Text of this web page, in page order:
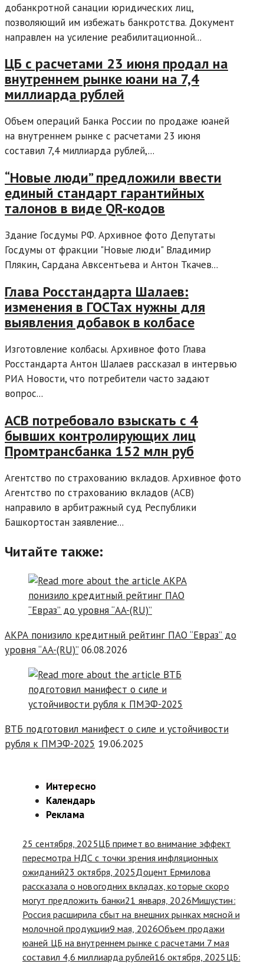
добанкротной санации юридических лиц,
позволяющий им избежать банкротства. Документ
направлен на усиление реабилитационной...
ЦБ с расчетами 23 июня продал на
внутреннем рынке юани на 7,4
миллиарда рублей
Объем операций Банка России по продаже юаней
на внутреннем рынке с расчетами 23 июня
составил 7,4 миллиарда рублей,...
“Новые люди” предложили ввести
единый стандарт гарантийных
талонов в виде QR-кодов
Здание Госдумы РФ. Архивное фото Депутаты
Госдумы от фракции "Новые люди" Владимир
Плякин, Сардана Авксентьева и Антон Ткачев...
Глава Росстандарта Шалаев:
изменения в ГОСТах нужны для
выявления добавок в колбасе
Изготовление колбасы. Архивное фото Глава
Росстандарта Антон Шалаев рассказал в интервью
РИА Новости, что потребители часто задают
вопрос...
АСВ потребовало взыскать с 4
бывших контролирующих лиц
Промтрансбанка 152 млн руб
Агентство по страхованию вкладов. Архивное фото
Агентство по страхованию вкладов (АСВ)
направило в арбитражный суд Республики
Башкортостан заявление...
Читайте также:
АКРА понизило кредитный рейтинг ПАО “Евраз” до
уровня “AA-(RU)” 06.08.2026
ВТБ подготовил манифест о силе и устойчивости
рубля к ПМЭФ-2025 19.06.2025
Интересно
Календарь
Реклама
25 сентября, 2025ЦБ примет во внимание эффект
пересмотра НДС с точки зрения инфляционных
ожиданий23 октября, 2025 Доцент Ермилова
рассказала о новогодних вкладах, которые скоро
могут предложить банки21 января, 2026Мишустин:
Россия расширила сбыт на внешних рынках мясной и
молочной продукции9 мая, 2026Объем продажи
юаней ЦБ на внутреннем рынке с расчетами 7 мая
составил 4,6 миллиарда рублей16 октября, 2025 ЦБ: